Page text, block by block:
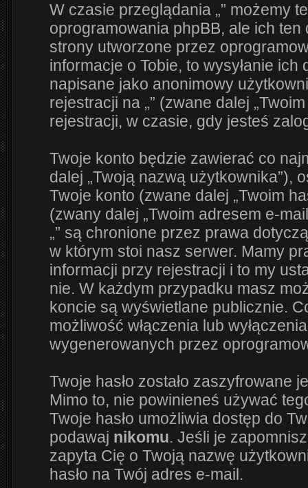
W czasie przeglądania „” możemy
oprogramowania phpBB, ale ich
strony utworzone przez
informacje o Tobie, to wysyłanie
napisane jako anonimowy
rejestracji na „” (zwane dalej
rejestracji, w czasie, gdy jesteś
Twoje konto będzie zawierać co
dalej „Twoją nazwą użytkownika”),
Twoje konto (zwane dalej „Twoim
(zwany dalej „Twoim adresem e-
„” są chronione przez prawa
w którym stoi nasz serwer. Mamy
informacji przy rejestracji i to my
nie. W każdym przypadku masz
koncie są wyświetlane publicznie.
możliwość włączenia lub
wygenerowanych przez
Twoje hasło zostało zaszyfrowane
Mimo to, nie powinieneś używać
Twoje hasło umożliwia dostęp do
podawaj nikomu. Jeśli je
zapyta Cię o Twoją nazwę
hasło na Twój adres e-mail.